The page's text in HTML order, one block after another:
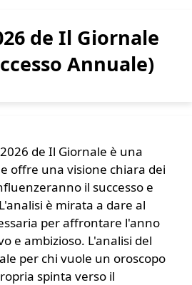
de Il Giornale
Annuale)
de Il Giornale è una
offre una visione chiara dei
il successo e
è mirata a dare al
per affrontare l'anno
e ambizioso. L'analisi del
per chi vuole un oroscopo
spinta verso il